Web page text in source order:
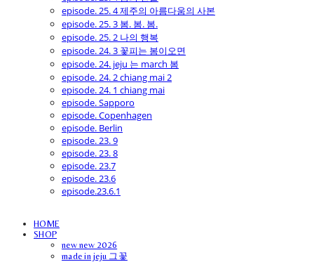
episode. 25. 4 제주의 아름다움의 사본
episode. 25. 3 봄. 봄. 봄.
episode. 25. 2 나의 행복
episode. 24. 3 꽃피는 봄이오면
episode. 24. jeju 는 march 봄
episode. 24. 2 chiang mai 2
episode. 24. 1 chiang mai
episode. Sapporo
episode. Copenhagen
episode. Berlin
episode. 23. 9
episode. 23. 8
episode. 23.7
episode. 23.6
episode.23.6.1
HOME
SHOP
new new 2026
made in jeju 그꽃